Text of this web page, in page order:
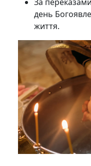
день
життя.